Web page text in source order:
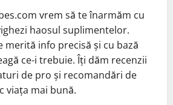
vrem să te înarmăm cu
haosul suplimentelor.
merită info precisă și cu bază
ce-i trebuie. Îți dăm recenzii
de pro și recomandări de
viața mai bună.